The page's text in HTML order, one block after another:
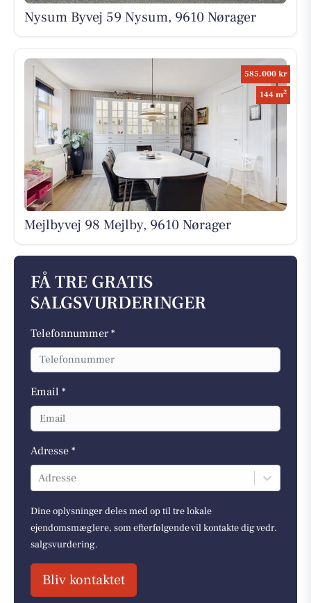
Nysum Byvej 59 Nysum, 9610 Nørager
585.000 kr
144 m2
Mejlbyvej 98 Mejlby, 9610 Nørager
FÅ TRE GRATIS
SALGSVURDERINGER
Telefonnummer *
Email *
Adresse *
Adresse
Dine oplysninger deles med op til tre lokale
ejendomsmæglere, som efterfølgende vil kontakte dig vedr.
salgsvurdering.
Bliv kontaktet